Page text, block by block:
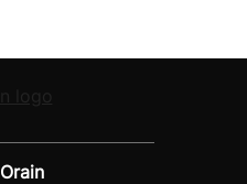
Orain